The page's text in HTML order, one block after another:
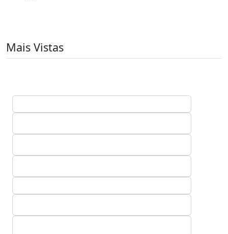
Mais Vistas